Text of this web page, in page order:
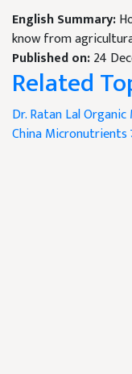
English Summary:
know from
Published on:24
Related
Dr. Ratan Lal
ChinaMicronutrients